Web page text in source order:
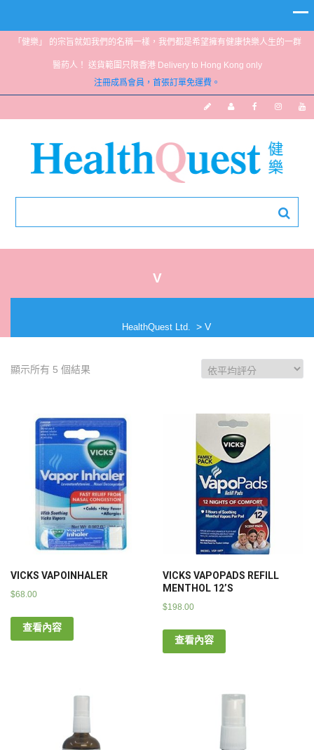
「健樂」 的宗旨就如我們的名稱一樣，我們都是希望擁有健康快樂人生的一群
醫葯人！ 送貨範圍只限香港 Delivery to Hong Kong only
注冊成爲會員，首張訂單免運費。
V
HealthQuest Ltd. > V
顯示所有 5 個結果
VICKS VAPOINHALER
$68.00
查看內容
VICKS VAPOPADS REFILL
MENTHOL 12’S
$198.00
查看內容